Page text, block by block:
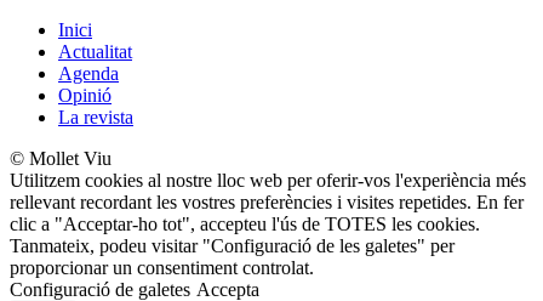
Inici
Actualitat
Agenda
Opinió
La revista
© Mollet Viu
Utilitzem cookies al nostre lloc web per oferir-vos l'experiència més
rellevant recordant les vostres preferències i visites repetides. En fer
clic a "Acceptar-ho tot", accepteu l'ús de TOTES les cookies.
Tanmateix, podeu visitar "Configuració de les galetes" per
proporcionar un consentiment controlat.
Configuració de galetes Accepta